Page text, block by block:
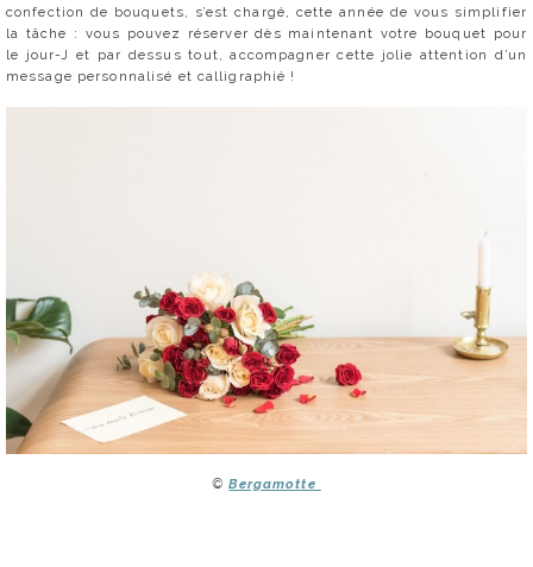
confection de bouquets, s’est chargé, cette année de vous simplifier
la tâche : vous pouvez réserver dès maintenant votre bouquet pour
le jour-J et par dessus tout, accompagner cette jolie attention d’un
message personnalisé et calligraphié !
©Bergamotte